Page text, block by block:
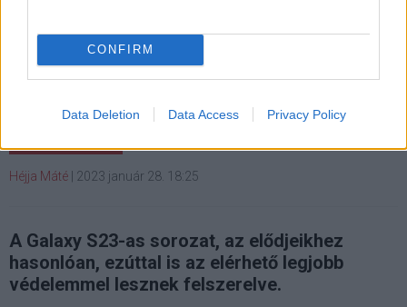
CONFIRM
Data Deletion Data Access Privacy Policy
lesznek strapabíróbbak az új
Héjja Máté 2023 január 28. 18:25
A Galaxy S23-as sorozat, az elődjeikhez
hasonlóan, ezúttal is az elérhető legjobb
védelemmel lesznek felszerelve.